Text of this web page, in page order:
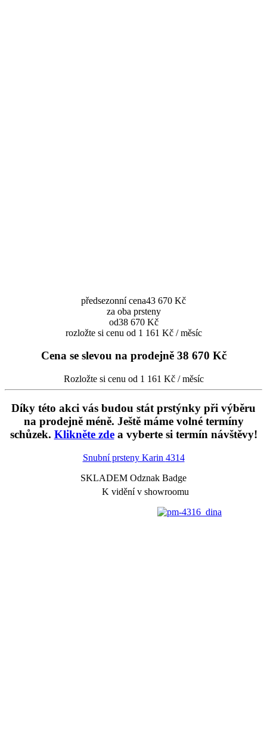
předsezonní cena43 670 Kč
za oba prsteny
od38 670 Kč
rozložte si cenu od 1 161 Kč / měsíc
Cena se slevou na prodejně 38 670 Kč
Rozložte si cenu od 1 161 Kč / měsíc
Díky této akci vás budou stát prstýnky při výběru
na prodejně méně. Ještě máme volné termíny
schůzek. Klikněte zdea vyberte si termín návštěvy!
Snubní prsteny Karin 4314
SKLADEM Odznak Badge
K vidění v showroomu